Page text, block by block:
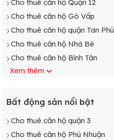
Cho thuê căn hộ Quận 12
Cho thuê căn hộ Gò Vấp
Cho thuê căn hộ quận Tan Phú
Cho thuê căn hộ Nhà Bè
Cho thuê căn hộ Bình Tân
Cho thuê căn hộ Tân Bình
Cho thuê căn hộ Bình Thạnh
Cho thuê căn hộ TP Thủ Đức
Xem thêm
Bất động sản nổi bật
Cho thuê căn hộ quận 3
Cho thuê căn hộ Phú Nhuận